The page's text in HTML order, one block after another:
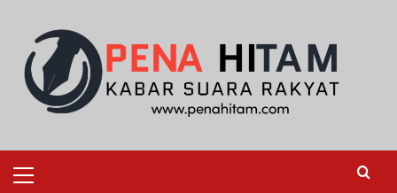
content
Menu